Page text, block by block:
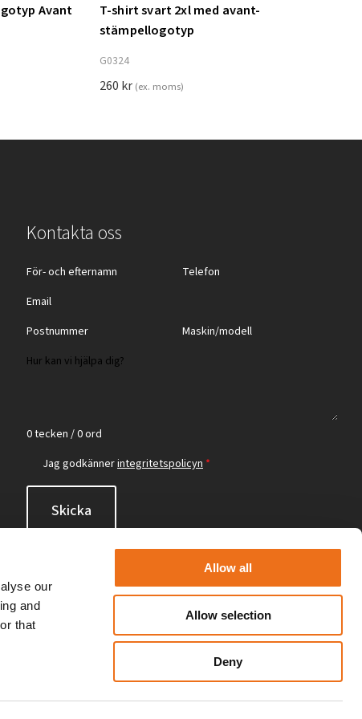
our
and
that
Allow all
Allow selection
Deny
Lägg till i varukorg
Avant
T-shirt svart 2xl med avant-
stämpellogotyp
G0324
260 kr (ex. moms)
Kontakta oss
0 tecken / 0 ord
Jag godkännerintegritetspolicyn *
Skicka